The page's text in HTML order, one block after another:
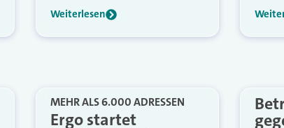
Weiterlesen
MEHR ALS 6.000 ADRESSEN
Ergo startet